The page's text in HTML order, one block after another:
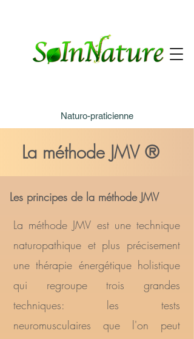
Naturo-praticienne
La méthode JMV ®
Les principes de la méthode JMV
La méthode JMV est une technique
naturopathique et plus précisement
une thérapie énergétique holistique
qui regroupe trois grandes
techniques: les tests
neuromusculaires que l'on peut